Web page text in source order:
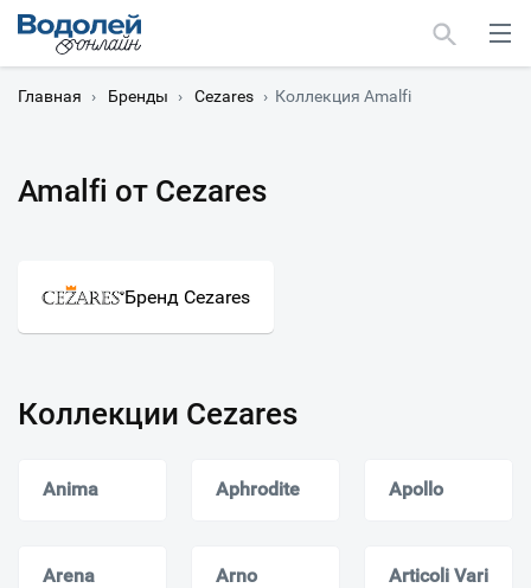
Главная › Бренды › Cezares › Коллекция Amalfi
Amalfi от Cezares
Бренд Cezares
Коллекции Cezares
Anima Aphrodite Apollo
Arena Arno Articoli Vari